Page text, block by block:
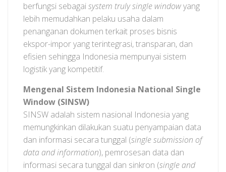
berfungsi sebagaisystem truly single windowyang
lebih memudahkan pelaku usaha dalam
penanganan dokumen terkait proses bisnis
ekspor-impor yang terintegrasi, transparan, dan
efisien sehingga Indonesia mempunyai sistem
logistik yang kompetitif.
Mengenal Sistem Indonesia National Single
Window (SINSW)
SINSW adalah sistem nasional Indonesia yang
memungkinkan dilakukan suatu penyampaian data
dan informasi secara tunggal (single submission of
data and information), pemrosesan data dan
informasi secara tunggal dan sinkron (single and